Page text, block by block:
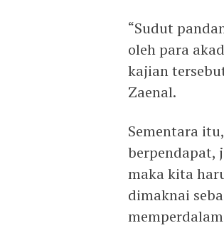
“Sudut
oleh para
kajian
Zaenal.
Sementara
berpendapat,
maka kita
dimaknai